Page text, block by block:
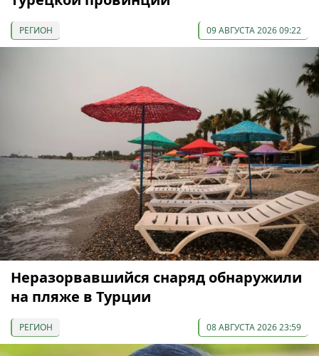
РЕГИОН 09 АВГУСТА 2026 09:22
Неразорвавшийся снаряд обнаружили
на пляже в Турции
РЕГИОН 08 АВГУСТА 2026 23:59